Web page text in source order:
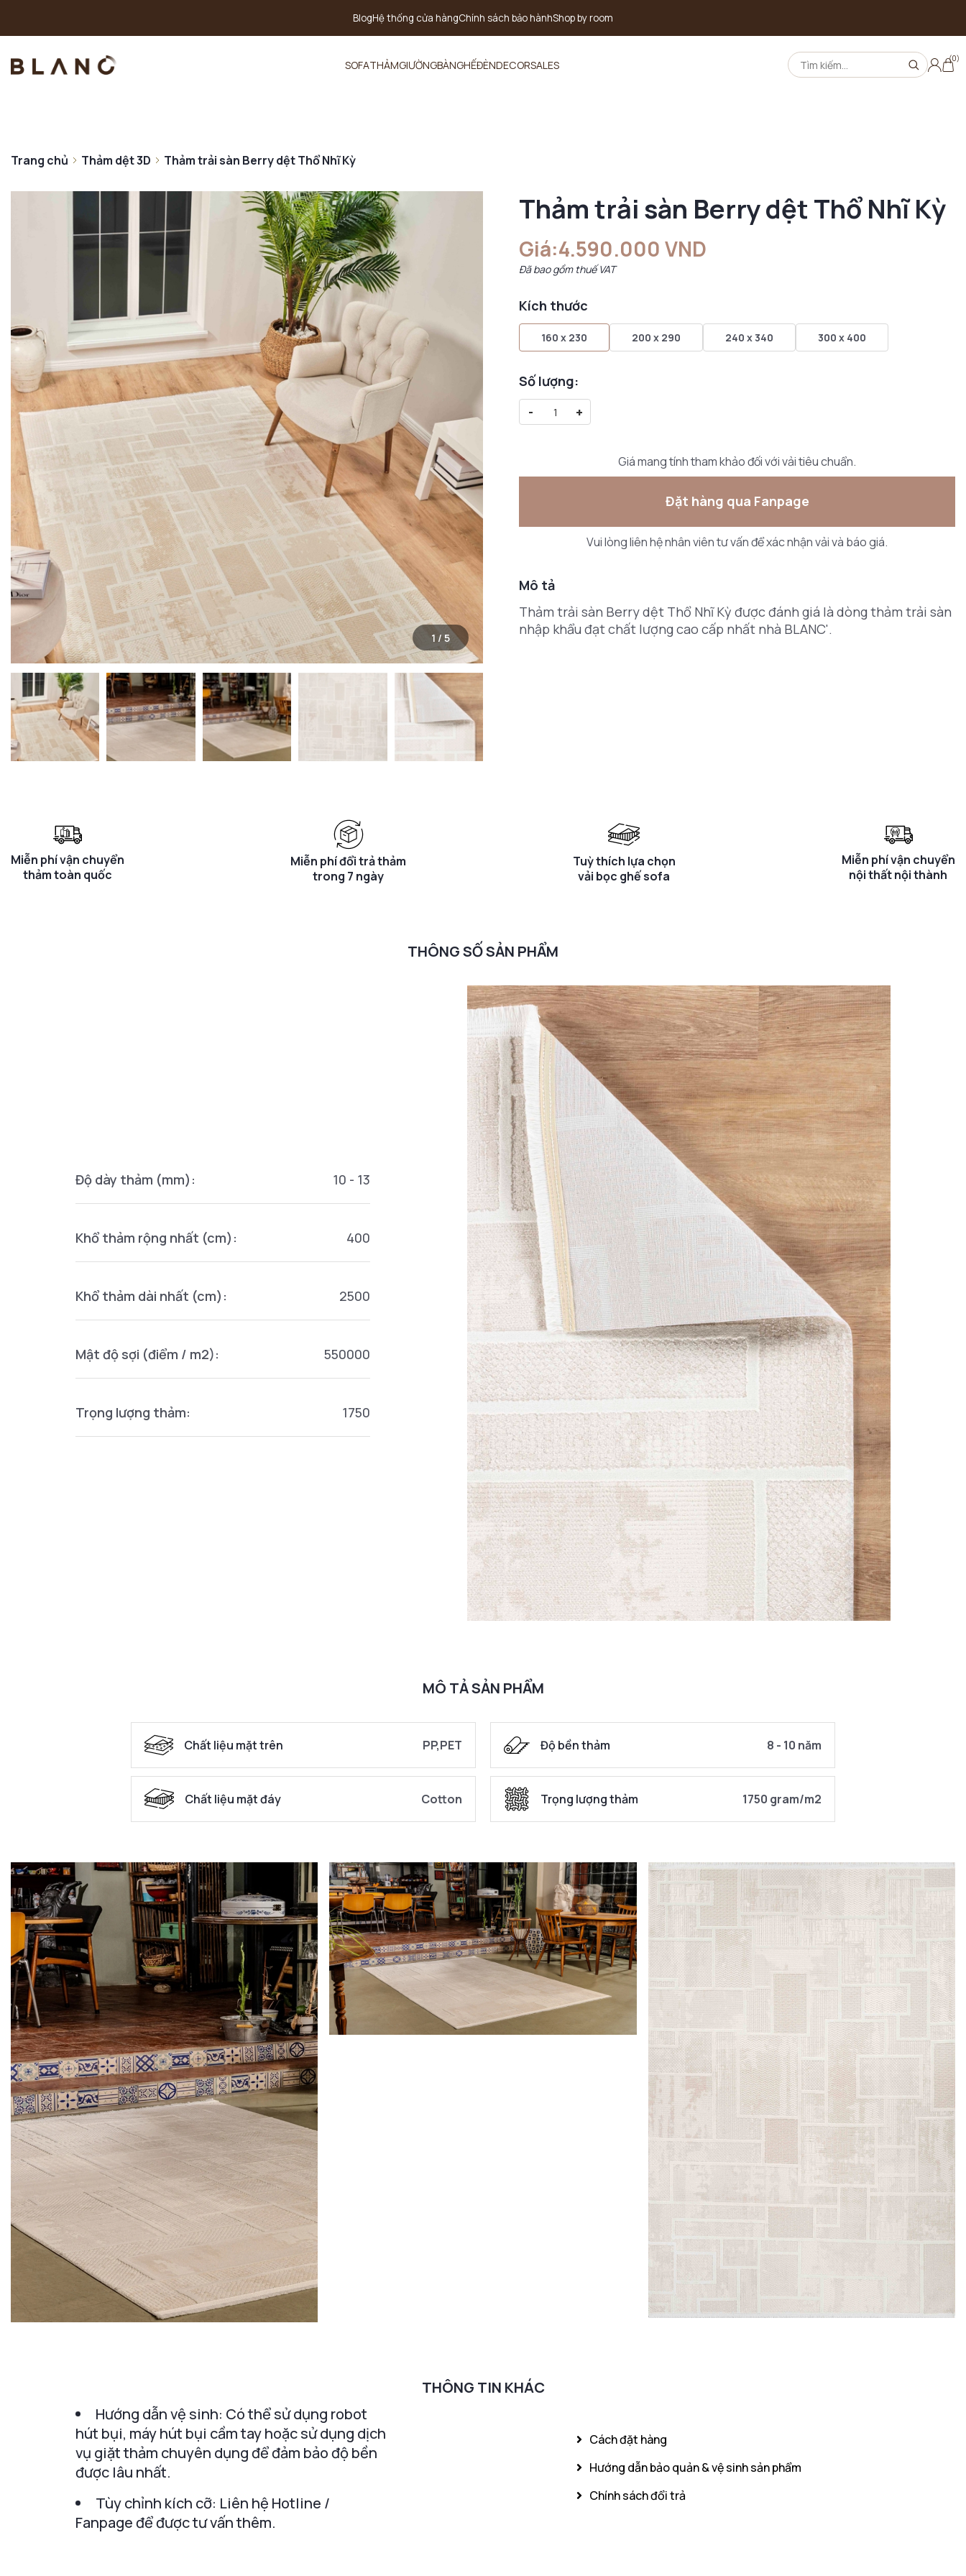
BlogHệ thống cửa hàngChính sách bảo hànhShop by room
SOFATHẢMGIƯỜNGBÀNGHẾĐÈNDECORSALES (0)
Trang chủ Thảm dệt 3D Thảm trải sàn Berry dệt Thổ Nhĩ Kỳ
1 / 5
Thảm trải sàn Berry dệt Thổ Nhĩ Kỳ
Giá:4.590.000 VND
Đã bao gồm thuế VAT
Kích thước
160 x 230 200 x 290 240 x 340 300 x 400
Số lượng:
-
+
Giá mang tính tham khảo đối với vải tiêu chuẩn.
Đặt hàng qua Fanpage
Vui lòng liên hệ nhân viên tư vấn để xác nhận vải và báo giá.
Mô tả
Thảm trải sàn Berry dệt Thổ Nhĩ Kỳ được đánh giá là dòng thảm trải sàn
nhập khẩu đạt chất lượng cao cấp nhất nhà BLANC'.
Miễn phí vận chuyển
thảm toàn quốc
Miễn phí đổi trả thảm
trong 7 ngày
Tuỳ thích lựa chọn
vải bọc ghế sofa
Miễn phí vận chuyển
nội thất nội thành
THÔNG SỐ SẢN PHẨM
Độ dày thảm (mm): 10 - 13
Khổ thảm rộng nhất (cm): 400
Khổ thảm dài nhất (cm): 2500
Mật độ sợi (điểm / m2): 550000
Trọng lượng thảm: 1750
MÔ TẢ SẢN PHẨM
Chất liệu mặt trên PP,PET Độ bền thảm 8 - 10 năm
Chất liệu mặt đáy Cotton Trọng lượng thảm 1750 gram/m2
THÔNG TIN KHÁC
Hướng dẫn vệ sinh: Có thể sử dụng robot
hút bụi, máy hút bụi cầm tay hoặc sử dụng dịch
vụ giặt thảm chuyên dụng để đảm bảo độ bền
được lâu nhất.
Tùy chỉnh kích cỡ: Liên hệ Hotline /
Fanpage để được tư vấn thêm.
Cách đặt hàng
Hướng dẫn bảo quản & vệ sinh sản phẩm
Chính sách đổi trả